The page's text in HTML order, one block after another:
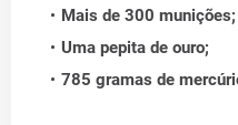
Mais de 300 munições;
Uma pepita de ouro;
785 gramas de